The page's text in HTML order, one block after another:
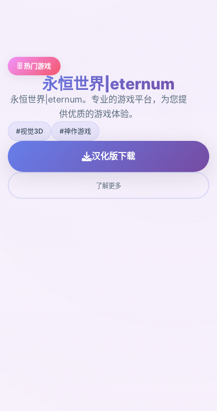
🗄️ 热门游戏
永恒世界|eternum
永恒世界|eternum。专业的游戏平台，为您提
供优质的游戏体验。
#视觉3D #神作游戏
汉化版下载
了解更多